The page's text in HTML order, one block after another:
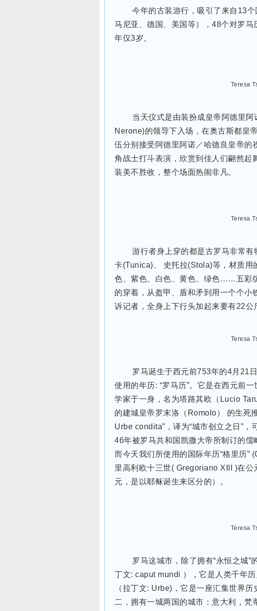
今年的古装游行，吸引了来自13
马尼亚、德国、美国等），48个对罗
年仅3岁。
Teresa
当天仪式是由装扮成皇帝阿德里
Nerone)的领导下入场，在奥古斯都皇
伍分别接受阿德里阿诺／哈德良皇帝的
角战士打斗表演，欣赏到佳人们翩然起
装美不胜收，整个场面热闹非凡。
Teresa
游行者身上穿的都是古罗马非常
卡(Tunica)、 史托拉(Stola)等，材质
色、紫色、白色、黄色、绿色……五彩
的穿着，从盔甲、盾和矛到用一个个
诉记者，全身上下行头加起来要有22公
Teresa
罗马诞生于西元前753年的4月21日
使用的年历: “罗马历”。它是在西元前
学家于一身，名为塔路其欧（Lucio
的建城皇帝罗末洛（Romolo） 的生死
Urbe condita”，译为“城市创立之日”
46年被罗马共和国凯撒大帝所制订的
而今天我们所使用的国际年历“格里历
里高利欧十三世( Gregoriano XIII )在
元，是以耶稣诞生来区分的）。
Teresa
罗马这城市，除了拥有“永恒之城”
丁文: caput mundi ），它是人类千年
（拉丁文: Urbe)，它是一座汇集世界
二，拥有一城两国的城市：意大利，